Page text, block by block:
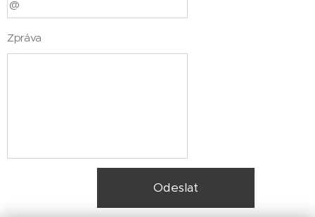
Zpráva
Odeslat